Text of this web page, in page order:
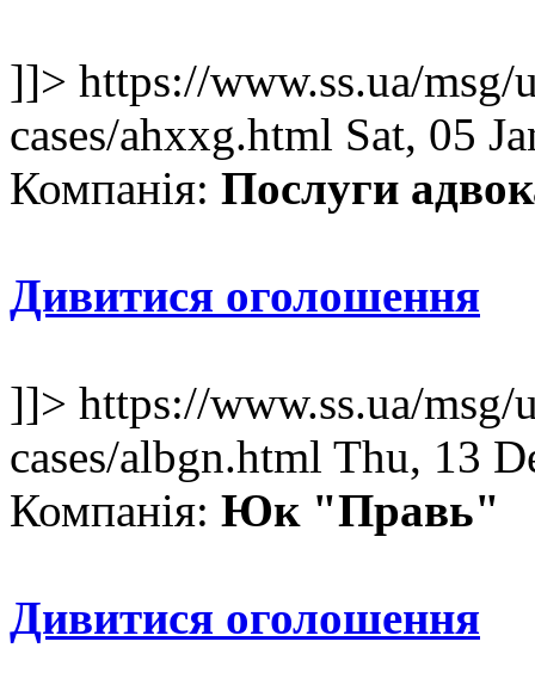
]]> https://www.ss.ua/
cases/ahxxg.html Sat, 05
Компанія: Послуги
Дивитися оголошення
]]> https://www.ss.ua/
cases/albgn.html Thu, 13
Компанія: Юк "Правь"
Дивитися оголошення